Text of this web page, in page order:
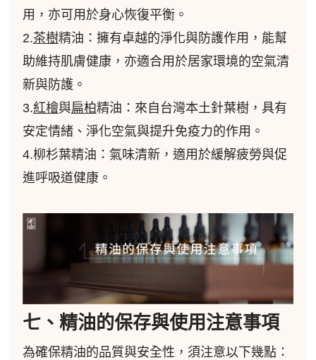
用，亦可用於身心恢復平衡。
2.茶樹精油：擁有卓越的淨化與防護作用，能幫
助維持肌膚健康，亦適合用於居家環境的空氣清
新與防護。
3.紅檜與扁柏精油：來自台灣本土針葉樹，具有
安定情緒、淨化空氣與提升免疫力的作用。
4.柳杉葉精油：氣味清新，適用於緩解疲勞與促
進呼吸道健康。
七、精油的保存與使用注意事項
為確保精油的品質與安全性，須注意以下幾點：